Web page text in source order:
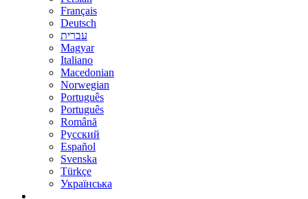
Français
Deutsch
עברית
Magyar
Italiano
Macedonian
Norwegian
Português
Português
Română
Русский
Español
Svenska
Türkçe
Українська